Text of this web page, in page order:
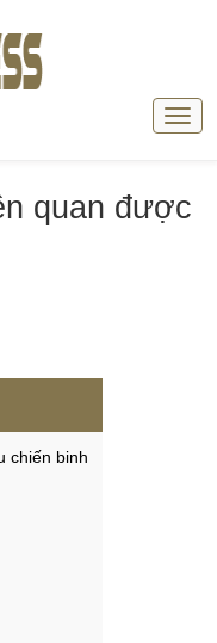
quan được
chiến binh